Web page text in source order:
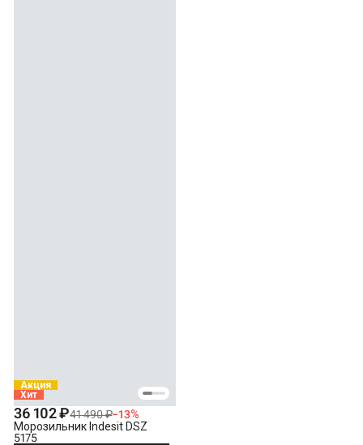
Акция
Хит
36 102 ₽41 490 ₽−13%
Морозильник Indesit DSZ
5175